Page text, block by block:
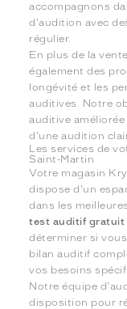
accompagnons
d'audition avec
régulier.
En plus de la
également des
longévité et les
auditives. Notre
auditive
d'une audition
Les services de
Saint-Martin
Votre magasin
dispose d'un
dans les
test auditif gratuit
déterminer si
bilan auditif
vos besoins
Notre équipe
disposition pour